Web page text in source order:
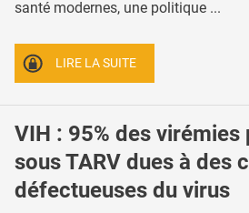
santé modernes, une politique ...
LIRE LA SUITE
VIH : 95% des
sous TARV dues à des
défectueuses du virus